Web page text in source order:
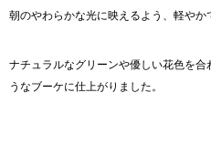
朝のやわらかな光に映えるよう、軽やか
ナチュラルなグリーンや優しい花色を
うなブーケに仕上がりました。